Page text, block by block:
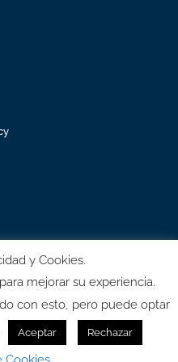
y Cookies.
mejorar su experiencia.
con esto, pero puede optar
Aceptar Rechazar